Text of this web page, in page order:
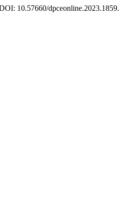
10.57660/dpceonline.2023.1859.